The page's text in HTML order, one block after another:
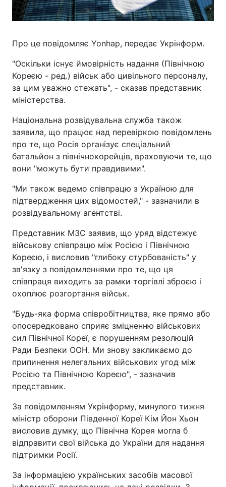
Про це повідомляє Yonhap, передає Укрінформ.
"Оскільки існує ймовірність надання (Північною
Кореєю - ред.) військ або цивільного персоналу,
за цим уважно стежать", - сказав представник
міністерства.
Національна розвідувальна служба також
заявила, що працює над перевіркою повідомлень
про те, що Росія організує спеціальний
батальйон з північнокорейців, враховуючи те, що
вони "можуть бути правдивими".
"Ми також ведемо співпрацю з Україною для
підтвердження цих відомостей," - зазначили в
розвідувальному агентстві.
Представник МЗС заявив, що уряд відстежує
військову співпрацю між Росією і Північною
Кореєю, і висловив "глибоку стурбованість" у
зв'язку з повідомленнями про те, що ця
співпраця виходить за рамки торгівлі зброєю і
охоплює розгортання військ.
"Будь-яка форма співробітництва, яке прямо або
опосередковано сприяє зміцненню військових
сил Північної Кореї, є порушенням резолюцій
Ради Безпеки ООН. Ми знову закликаємо до
припинення нелегальних військових угод між
Росією та Північною Кореєю", - зазначив
представник.
За повідомленням Укрінформу, минулого тижня
міністр оборони Південної Кореї Кім Йон Хьон
висловив думку, що Північна Корея могла б
відправити свої війська до України для надання
підтримки Росії.
За інформацією українських засобів масової